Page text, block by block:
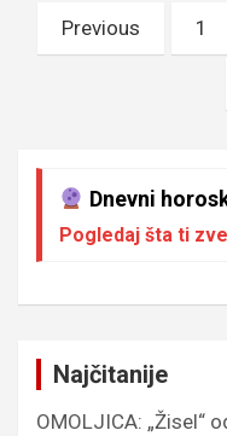
Пагинација
чланака
Previous 1
Dnevni
Pogledaj šta ti
Najčitanije
OMOLJICA: „Žisel“